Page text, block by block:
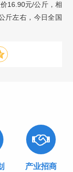
16.90元/公斤，相
斤左右，今日全国
产业招商